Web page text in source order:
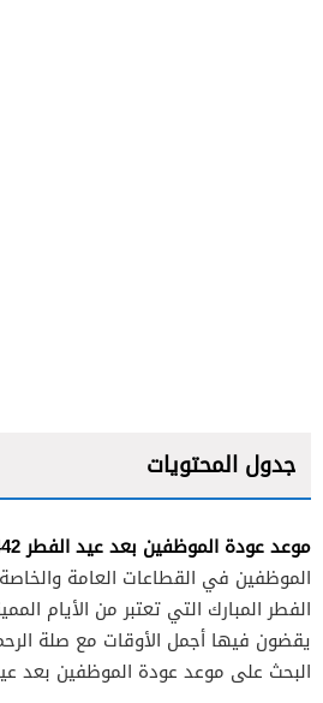
جدول المحتويات
موعد عودة الموظفين بعد عيد الفطر 1442
الموظفين في القطاعات العامة
الفطر المبارك التي تعتبر من الأيام
يقضون فيها أجمل الأوقات مع صلة
البحث على موعد عودة الموظفين بعد عيد